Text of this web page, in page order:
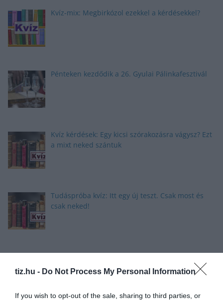
tiz.hu - Do Not Process My Personal Information
If you wish to opt-out of the sale, sharing to third parties, or
Kvíz-mix: Megbirkózol ezekkel a kérdésekkel?
Pénteken kezdődik a 26. Gyulai Pálinkafesztivál
Kvíz kérdések: Egy kicsi szórakozásra vágysz? Ezt
a mixt neked szántuk
Tudáspróba kvíz: Itt egy új teszt. Csak most és
csak neked!
fejtörő nélkül